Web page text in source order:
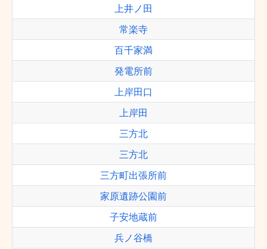
上井ノ田
常楽寺
百千家満
発電所前
上岸田口
上岸田
三方北
三方北
三方町出張所前
家原遺跡公園前
子安地蔵前
兵ノ谷橋